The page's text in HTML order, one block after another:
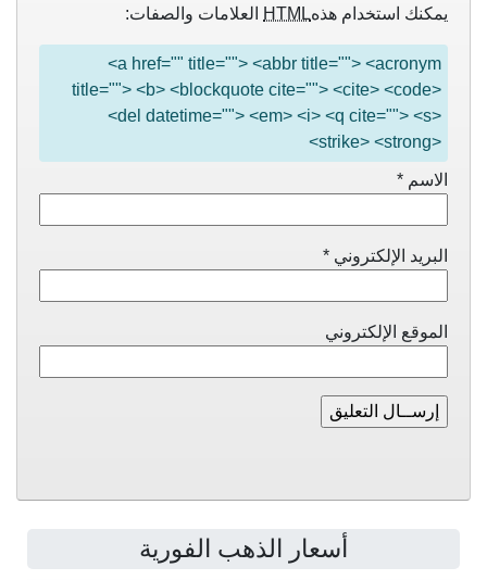
يمكنك استخدام هذهHTML العلامات والصفات:
<a href="" title=""> <abbr title=""> <acronym
title=""> <b> <blockquote cite=""> <cite> <code>
<del datetime=""> <em> <i> <q cite=""> <s>
<strike> <strong>
الاسم *
البريد الإلكتروني *
الموقع الإلكتروني
أسعار الذهب الفورية